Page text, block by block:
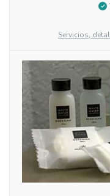
Servicios,